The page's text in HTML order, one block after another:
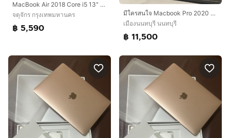
MacBook Air 2018 Core i5 13" 8.128GB
จตุจักร กรุงเทพมหานคร
฿ 5,590
มีใครสนใจ Macbook Pro 2020 ทักได้นะคะ MacBook Pro 13-inch (2020)
เมืองนนทบุรี นนทบุรี
฿ 11,500